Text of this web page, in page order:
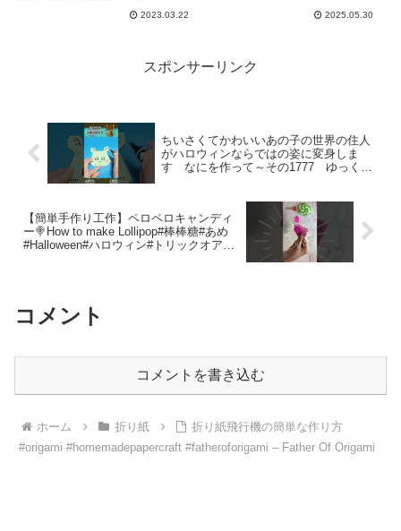
ROOM おりがみルーム
2023.03.22 2025.05.30
スポンサーリンク
ちいさくてかわいいあの子の世界の住人
がハロウィンならではの姿に変身しま
す なにを作って～その1777 ゆっくり
【簡単手作り工作】ペロペロキャンディ
ー🍭How to make Lollipop#棒棒糖#あめ
#Halloween#ハロウィン#トリックオアト
コメント
コメントを書き込む
ホーム 折り紙
折り紙飛行機の簡単な作り方
#origami #homemadepapercraft #fatheroforigami – Father Of Origami